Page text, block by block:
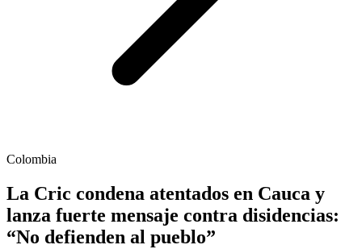
Colombia
La Cric condena atentados en Cauca y
lanza fuerte mensaje contra disidencias:
“No defienden al pueblo”